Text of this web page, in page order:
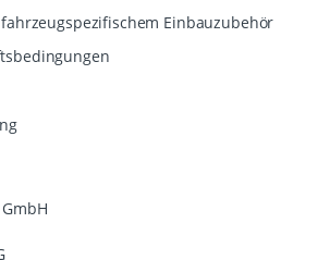
Einbauzubehör